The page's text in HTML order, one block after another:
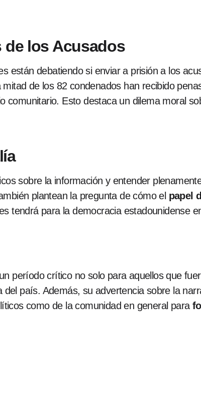
de los Acusados
están debatiendo si enviar a prisión a los
de los 82 condenados han recibido
comunitario. Esto destaca un dilema moral
sobre la información y entender
plantean la pregunta de cómo el papel
tendrá para la democracia estadounidense
período crítico no solo para aquellos que
país. Además, su advertencia sobre la
como de la comunidad en general para